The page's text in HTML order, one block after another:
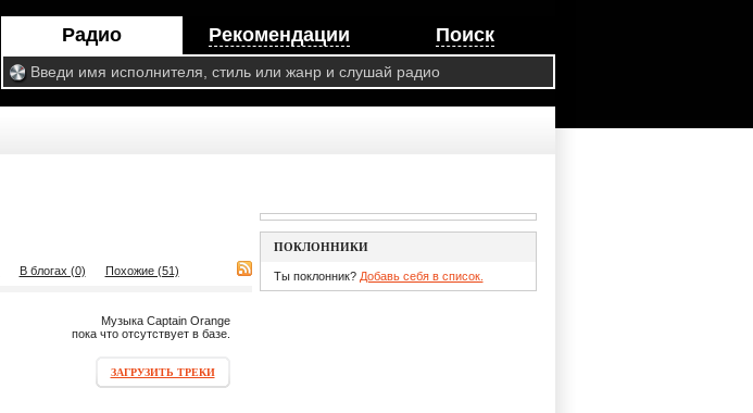
Радио Рекомендации Поиск
В блогах (0) Похожие (51)
Музыка Captain Orange
пока что отсутствует в базе.
ЗАГРУЗИТЬ ТРЕКИ
ПОКЛОННИКИ
Ты поклонник? Добавь себя в список.